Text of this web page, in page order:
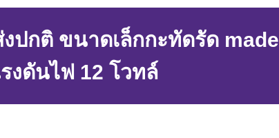
ปกติ ขนาดเล็กกะทัดรัด made
งดันไฟ 12 โวทล์